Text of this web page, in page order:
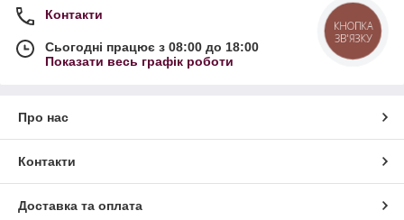
Контакти
Сьогодні працює з 08:00 до 18:00
Показати весь графік роботи
Про нас
Контакти
Доставка та оплата
КНОПКА
ЗВ'ЯЗКУ